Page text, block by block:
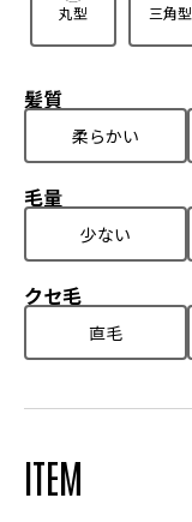
丸型 三角型
髪質
柔らかい
毛量
少ない
クセ毛
直毛
ITEM